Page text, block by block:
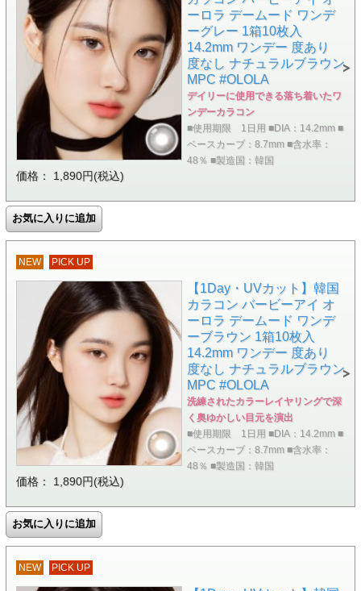
ーロラ デームード ワンデ
ーグレー 1箱10枚入
14.2mm ワンデー 度あり
度なし ナチュラルブラウン
MPC #OLOLA
デイリーに使用できる落ち着いたワ
ンデーカラコン
■使用期限 1日用 ■DIA：14.2mm ■
ベースカーブ：8.7mm ■含水率：
48％ ■製造国：韓国
価格： 1,890円(税込)
NEW PICK UP
【1Day・UVカット】韓国
カラコン バービーアイ オ
ーロラ デームード ワンデ
ーブラウン 1箱10枚入
14.2mm ワンデー 度あり
度なし ナチュラルブラウン
MPC #OLOLA
洗練されたカラーレイヤリングで深
く奥ゆかしい目元を演出
■使用期限 1日用 ■DIA：14.2mm ■
ベースカーブ：8.7mm ■含水率：
48％ ■製造国：韓国
価格： 1,890円(税込)
NEW PICK UP